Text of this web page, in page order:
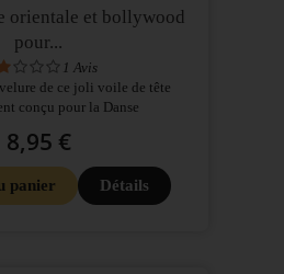
orientale et bollywood
pour...
1 Avis
de ce joli voile de tête
conçu pour la Danse
8,95 €
panier Détails